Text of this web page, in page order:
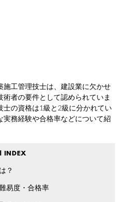
施工管理技士は、建設業に欠かせ
者の要件として認められていま
士の資格は1級と2級に分かれてい
務経験や合格率などについて紹
？
易度・合格率